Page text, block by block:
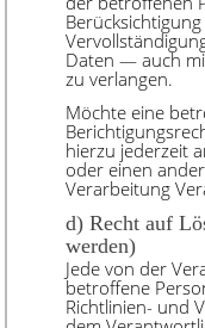
Daten — auch
zu verlangen.
Möchte eine
hierzu jederzeit
oder einen
Verarbeitung
d) Recht auf
werden)
Jede von der
betroffene
Richtlinien- und